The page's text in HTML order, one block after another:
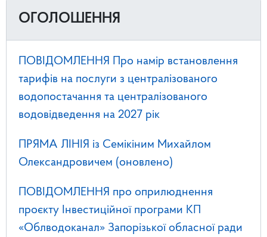
ОГОЛОШЕННЯ
ПОВІДОМЛЕННЯ Про намір встановлення
тарифів на послуги з централізованого
водопостачання та централізованого
водовідведення на 2027 рік
ПРЯМА ЛІНІЯ із Семікіним Михайлом
Олександровичем (оновлено)
ПОВІДОМЛЕННЯ про оприлюднення
проєкту Інвестиційної програми КП
«Облводоканал» Запорізької обласної ради